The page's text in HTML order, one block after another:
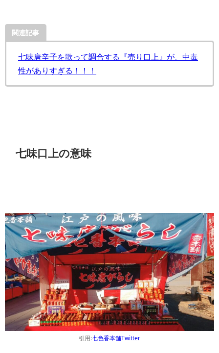
関連記事
七味唐辛子を歌って調合する『売り口上』が、中毒
性がありすぎる！！！
七味口上の意味
引用:七色香本舗Twitter